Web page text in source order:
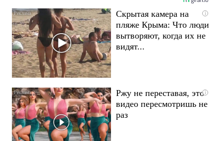
i
Скрытая камера на
пляже Крыма: Что люди
вытворяют, когда их не
видят...
i
Ржу не переставая, это
видео пересмотришь не
раз